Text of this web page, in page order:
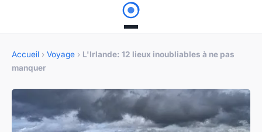
Accueil › Voyage › L'Irlande: 12 lieux inoubliables à ne pas
manquer